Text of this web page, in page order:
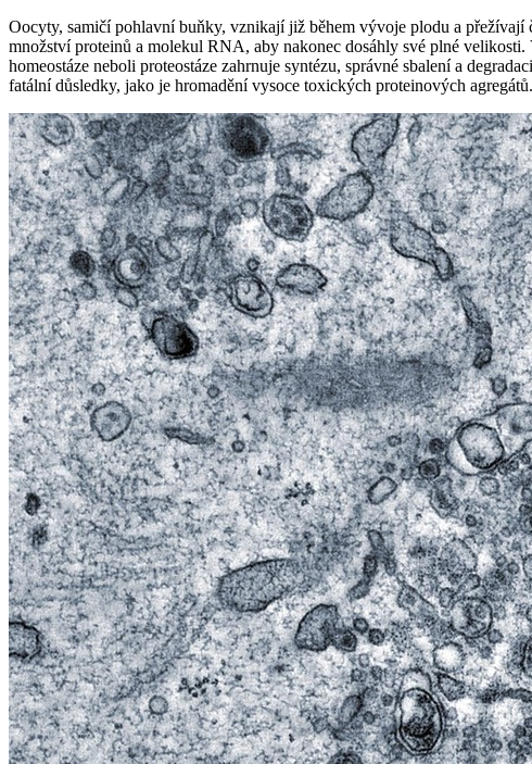
Oocyty, samičí pohlavní buňky, vznikají již během vývoje plodu a přežívají
množství proteinů a molekul RNA, aby nakonec dosáhly své plné
homeostáze neboli proteostáze zahrnuje syntézu, správné sbalení a
fatální důsledky, jako je hromadění vysoce toxických proteinových